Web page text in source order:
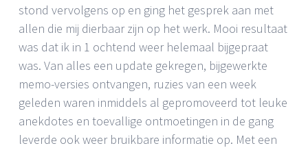
stond vervolgens op en ging het gesprek aan met
allen die mij dierbaar zijn op het werk. Mooi resultaat
was dat ik in 1 ochtend weer helemaal bijgepraat
was. Van alles een update gekregen, bijgewerkte
memo-versies ontvangen, ruzies van een week
geleden waren inmiddels al gepromoveerd tot leuke
anekdotes en toevallige ontmoetingen in de gang
leverde ook weer bruikbare informatie op. Met een